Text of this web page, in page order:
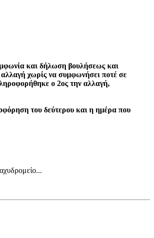
και δήλωση βουλήσεως και
αλλαγή χωρίς να συμφωνήσει ποτέ σε
ο 2ος την αλλαγή,
του δεύτερου και η ημέρα που